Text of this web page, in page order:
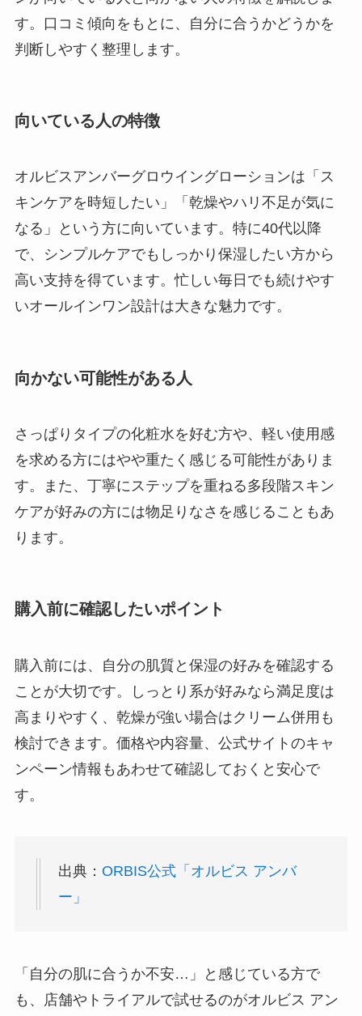
す。口コミ傾向をもとに、自分に合うかどうかを
判断しやすく整理します。
向いている人の特徴
オルビスアンバーグロウイングローションは「ス
キンケアを時短したい」「乾燥やハリ不足が気に
なる」という方に向いています。特に40代以降
で、シンプルケアでもしっかり保湿したい方から
高い支持を得ています。忙しい毎日でも続けやす
いオールインワン設計は大きな魅力です。
向かない可能性がある人
さっぱりタイプの化粧水を好む方や、軽い使用感
を求める方にはやや重たく感じる可能性がありま
す。また、丁寧にステップを重ねる多段階スキン
ケアが好みの方には物足りなさを感じることもあ
ります。
購入前に確認したいポイント
購入前には、自分の肌質と保湿の好みを確認する
ことが大切です。しっとり系が好みなら満足度は
高まりやすく、乾燥が強い場合はクリーム併用も
検討できます。価格や内容量、公式サイトのキャ
ンペーン情報もあわせて確認しておくと安心で
す。
出典： ORBIS公式「オルビス アンバ
ー」
「自分の肌に合うか不安…」と感じている方で
も、店舗やトライアルで試せるのがオルビス アン